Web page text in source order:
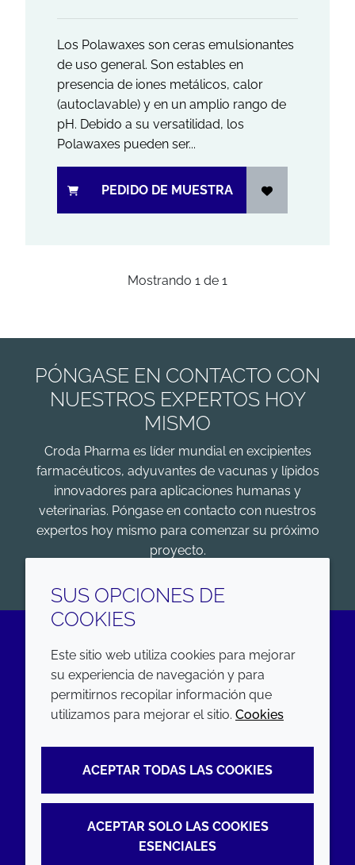
Los Polawaxes son ceras emulsionantes
de uso general. Son estables en
presencia de iones metálicos, calor
(autoclavable) y en un amplio rango de
pH. Debido a su versatilidad, los
Polawaxes pueden ser...
PEDIDO DE MUESTRA
Mostrando 1 de 1
PÓNGASE EN CONTACTO CON
NUESTROS EXPERTOS HOY
MISMO
Croda Pharma es líder mundial en excipientes
farmacéuticos, adyuvantes de vacunas y lípidos
innovadores para aplicaciones humanas y
veterinarias. Póngase en contacto con nuestros
expertos hoy mismo para comenzar su próximo
proyecto.
LinkedIn
EMPRESA
Annual Report
Sustainability Report
Croda.com
Terms and conditions
Privacy policy
Accessibility
Cookie policy
SUS OPCIONES DE
COOKIES
Este sitio web utiliza cookies para mejorar
su experiencia de navegación y para
permitirnos recopilar información que
utilizamos para mejorar el sitio. Cookies
ACEPTAR TODAS LAS COOKIES
ACEPTAR SOLO LAS COOKIES
ESENCIALES